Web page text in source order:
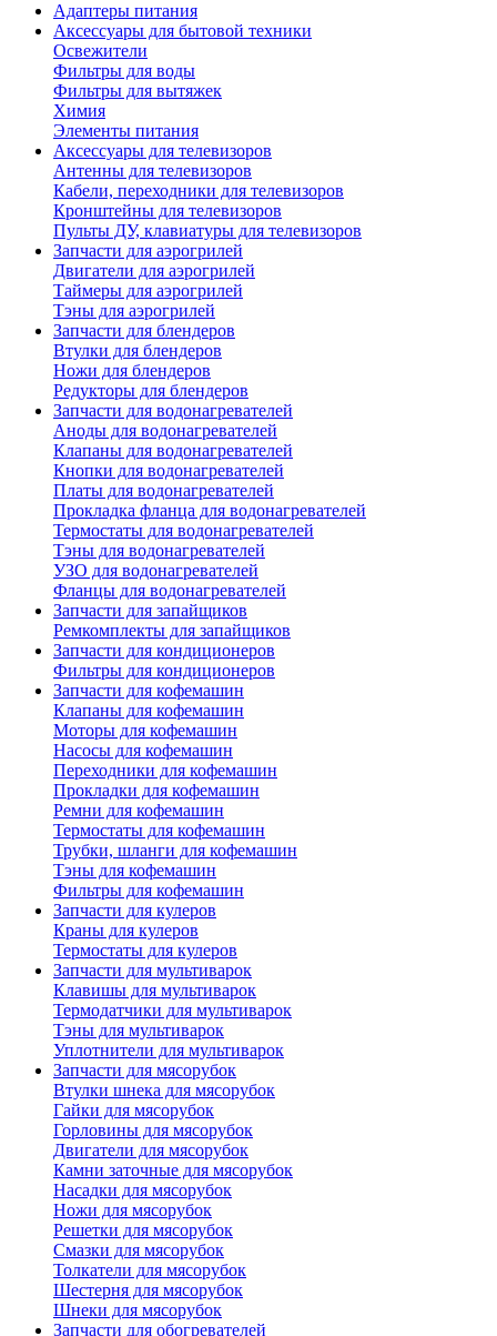
Адаптеры питания
Аксессуары для бытовой техники
Освежители
Фильтры для воды
Фильтры для вытяжек
Химия
Элементы питания
Аксессуары для телевизоров
Антенны для телевизоров
Кабели, переходники для телевизоров
Кронштейны для телевизоров
Пульты ДУ, клавиатуры для телевизоров
Запчасти для аэрогрилей
Двигатели для аэрогрилей
Таймеры для аэрогрилей
Тэны для аэрогрилей
Запчасти для блендеров
Втулки для блендеров
Ножи для блендеров
Редукторы для блендеров
Запчасти для водонагревателей
Аноды для водонагревателей
Клапаны для водонагревателей
Кнопки для водонагревателей
Платы для водонагревателей
Прокладка фланца для водонагревателей
Термостаты для водонагревателей
Тэны для водонагревателей
УЗО для водонагревателей
Фланцы для водонагревателей
Запчасти для запайщиков
Ремкомплекты для запайщиков
Запчасти для кондиционеров
Фильтры для кондиционеров
Запчасти для кофемашин
Клапаны для кофемашин
Моторы для кофемашин
Насосы для кофемашин
Переходники для кофемашин
Прокладки для кофемашин
Ремни для кофемашин
Термостаты для кофемашин
Трубки, шланги для кофемашин
Тэны для кофемашин
Фильтры для кофемашин
Запчасти для кулеров
Краны для кулеров
Термостаты для кулеров
Запчасти для мультиварок
Клавишы для мультиварок
Термодатчики для мультиварок
Тэны для мультиварок
Уплотнители для мультиварок
Запчасти для мясорубок
Втулки шнека для мясорубок
Гайки для мясорубок
Горловины для мясорубок
Двигатели для мясорубок
Камни заточные для мясорубок
Насадки для мясорубок
Ножи для мясорубок
Решетки для мясорубок
Смазки для мясорубок
Толкатели для мясорубок
Шестерня для мясорубок
Шнеки для мясорубок
Запчасти для обогревателей